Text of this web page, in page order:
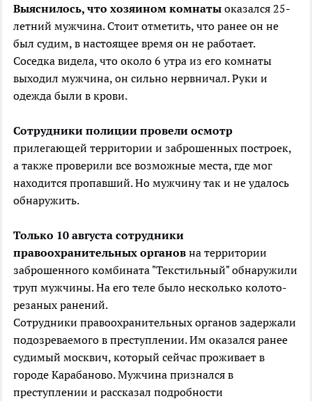
Выяснилось, что хозяином комнаты оказался 25-
летний мужчина. Стоит отметить, что ранее он не
был судим, в настоящее время он не работает.
Соседка видела, что около 6 утра из его комнаты
выходил мужчина, он сильно нервничал. Руки и
одежда были в крови.
Сотрудники полиции провели осмотр
прилегающей территории и заброшенных построек,
а также проверили все возможные места, где мог
находится пропавший. Но мужчину так и не удалось
обнаружить.
Только 10 августа сотрудники
правоохранительных органов на территории
заброшенного комбината "Текстильный" обнаружили
труп мужчины. На его теле было несколько колото-
резаных ранений.
Сотрудники правоохранительных органов задержали
подозреваемого в преступлении. Им оказался ранее
судимый москвич, который сейчас проживает в
городе Карабаново. Мужчина признался в
преступлении и рассказал подробности